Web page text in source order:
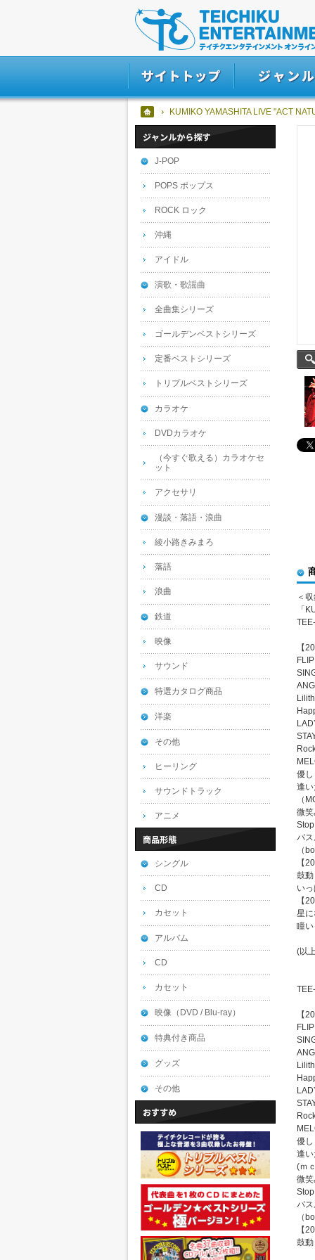
KUMIKO YAMASHITA LIVE "ACT
＜
「
【
優
逢
（
微
バ
（
【
鼓
い
【
星
瞳
(以
【
優
逢
(ｍ
微
バ
（
【
鼓
J-POP
POPS ポップス
ROCK ロック
沖縄
アイドル
演歌・歌謡曲
全曲集シリーズ
ゴールデンベストシリーズ
定番ベストシリーズ
トリプルベストシリーズ
カラオケ
DVDカラオケ
（今すぐ歌える）カラオケセ
ット
アクセサリ
漫談・落語・浪曲
綾小路きみまろ
落語
浪曲
鉄道
映像
サウンド
特選カタログ商品
洋楽
その他
ヒーリング
サウンドトラック
アニメ
シングル
CD
カセット
アルバム
CD
カセット
映像（DVD / Blu-ray）
特典付き商品
グッズ
その他